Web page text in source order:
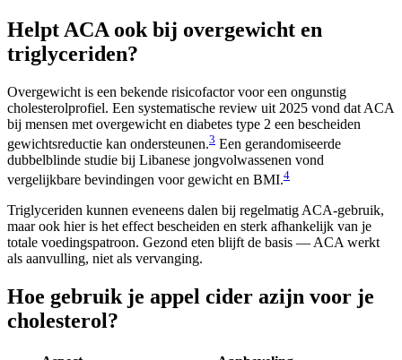
Helpt ACA ook bij overgewicht en
triglyceriden?
Overgewicht is een bekende risicofactor voor een ongunstig
cholesterolprofiel. Een systematische review uit 2025 vond dat ACA
bij mensen met overgewicht en diabetes type 2 een bescheiden
gewichtsreductie kan ondersteunen.3 Een gerandomiseerde
dubbelblinde studie bij Libanese jongvolwassenen vond
vergelijkbare bevindingen voor gewicht en BMI.4
Triglyceriden kunnen eveneens dalen bij regelmatig ACA-gebruik,
maar ook hier is het effect bescheiden en sterk afhankelijk van je
totale voedingspatroon. Gezond eten blijft de basis — ACA werkt
als aanvulling, niet als vervanging.
Hoe gebruik je appel cider azijn voor je
cholesterol?